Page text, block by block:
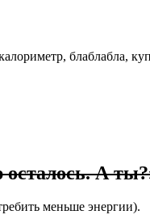
блаблабла,
осталось. А
меньше энергии).